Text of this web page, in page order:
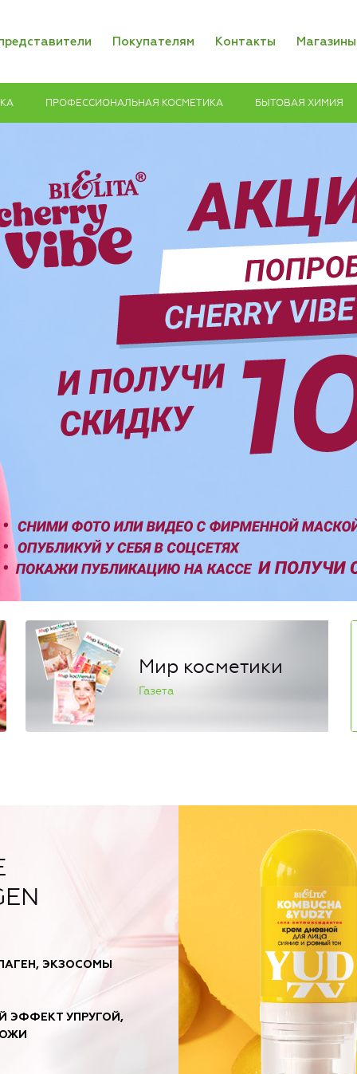
Покупателям Контакты Магазины
ПРОФЕССИОНАЛЬНАЯ КОСМЕТИКА БЫТОВАЯ ХИМИЯ
Мир косметики
Газета
ЭКЗОСОМЫ
ЭФФЕКТ УПРУГОЙ,